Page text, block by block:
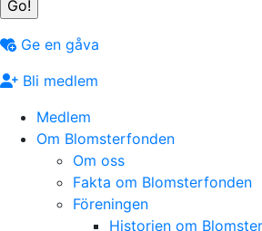
Ge en gåva
Bli medlem
Medlem
Om Blomsterfonden
Om oss
Fakta om Blomsterfonden
Föreningen
Historien om